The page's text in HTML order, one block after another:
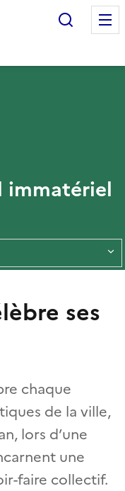
immatériel
ses
chaque
de la ville,
lors d’une
une
faire collectif.